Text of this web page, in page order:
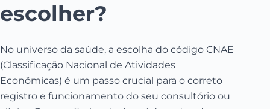
escolher?
No universo da saúde, a escolha do código CNAE
(Classificação Nacional de Atividades
Econômicas) é um passo crucial para o correto
registro e funcionamento do seu consultório ou